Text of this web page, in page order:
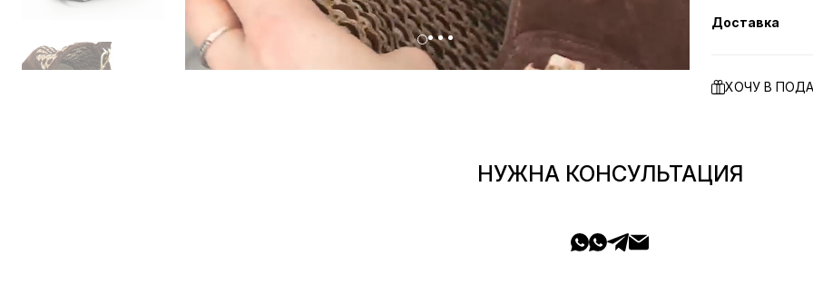
Доставка
ХОЧУ В
НУЖНА КОНСУЛЬТАЦИЯ